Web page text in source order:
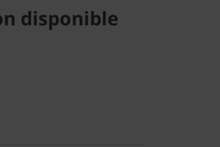
disponible